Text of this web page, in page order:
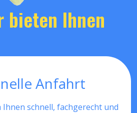
bieten Ihnen
Anfahrt
schnell, fachgerecht und